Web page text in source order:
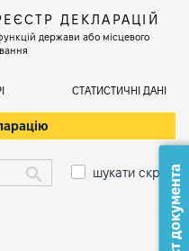
ДЕКЛАРАЦІЙ
держави або місцевого
СТАТИСТИЧНІ ДАНІ
шукати скрізьЗміст документа